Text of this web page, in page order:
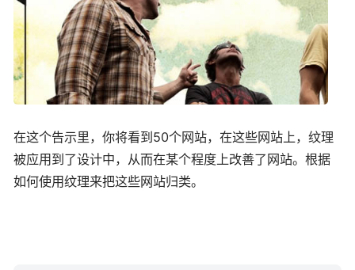
在这个告示里，你将看到50个网站，在这些网站上，纹理
被应用到了设计中，从而在某个程度上改善了网站。根据
如何使用纹理来把这些网站归类。